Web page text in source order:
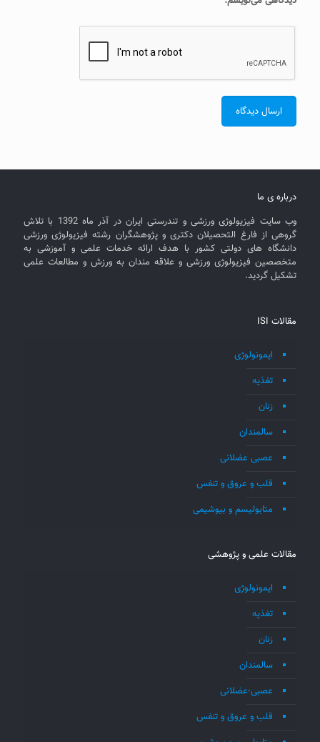
درباره ی ما
وب سایت فیزیولوژی ورزشی و تندرستی ایران در آذر ماه 1392 با تلاش
گروهی از فارغ التحصیلان دکتری و پژوهشگران رشته فیزیولوژی ورزشی
دانشگاه های دولتی کشور با هدف ارائه خدمات علمی و آموزشی به
متخصصین فیزیولوژی ورزشی و علاقه مندان به ورزش و مطالعات علمی
تشکیل گردید.
مقالات ISI
ایمونولوژی
تغذیه
زنان
سالمندان
عصبی عضلانی
قلب و عروق و تنفس
متابولیسم و بیوشیمی
مقالات علمی و پژوهشی
ایمونولوژی
تغذیه
زنان
سالمندان
عصبی-عضلانی
قلب و عروق و تنفس